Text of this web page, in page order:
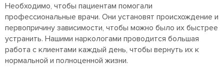
Необходимо, чтобы пациентам помогали
профессиональные врачи. Они установят происхождение и
первопричину зависимости, чтобы можно было их быстрее
устранить. Нашими наркологами проводится большая
работа с клиентами каждый день, чтобы вернуть их к
нормальной и полноценной жизни.